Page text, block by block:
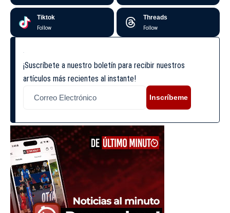
Tiktok
Follow
Threads
Follow
¡Suscríbete a nuestro boletín para recibir nuestros
artículos más recientes al instante!
Inscríbeme